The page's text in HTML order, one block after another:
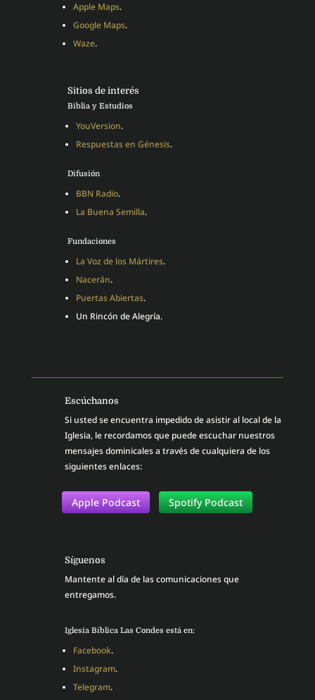
Apple Maps.
Google Maps.
Waze.
Sitios de interés
Biblia y Estudios
YouVersion.
Respuestas en Génesis.
Difusión
BBN Radio.
La Buena Semilla.
Fundaciones
La Voz de los Mártires.
Nacerán.
Puertas Abiertas.
Un Rincón de Alegría.
Escúchanos
Si usted se encuentra impedido de asistir al local de la
Iglesia, le recordamos que puede escuchar nuestros
mensajes dominicales a través de cualquiera de los
siguientes enlaces:
Apple Podcast Spotify Podcast
Síguenos
Mantente al día de las comunicaciones que
entregamos.
Iglesia Bíblica Las Condes está en:
Facebook.
Instagram.
Telegram.